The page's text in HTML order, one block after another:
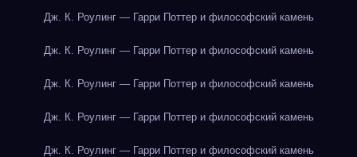
Дж. К. Роулинг — Гарри Поттер и философский камень
Дж. К. Роулинг — Гарри Поттер и философский камень
Дж. К. Роулинг — Гарри Поттер и философский камень
Дж. К. Роулинг — Гарри Поттер и философский камень
Дж. К. Роулинг — Гарри Поттер и философский камень